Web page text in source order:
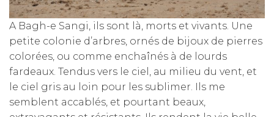
A Bagh-e Sangi, ils sont là, morts et vivants. Une
petite colonie d’arbres, ornés de bijoux de pierres
colorées, ou comme enchaînés à de lourds
fardeaux. Tendus vers le ciel, au milieu du vent, et
le ciel gris au loin pour les sublimer. Ils me
semblent accablés, et pourtant beaux,